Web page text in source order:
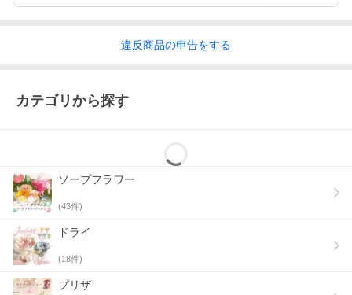
違反商品の申告をする
カテゴリから探す
ソープフラワー
(43件)
ドライ
(18件)
プリザ